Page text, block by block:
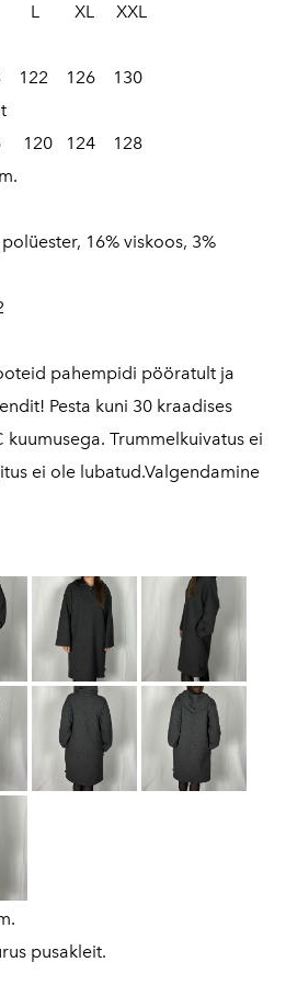
pusakleit.
L XL XXL
alt
126 130
124 128
16% viskoos, 3%
pahempidi pööratult ja
Pesta kuni 30 kraadises
Trummelkuivatus ei
ei ole lubatud.Valgendamine